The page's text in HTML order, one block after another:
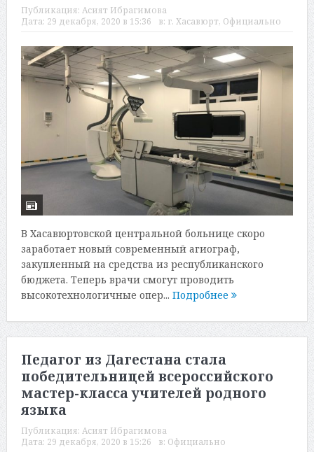
Публикация: Асият Ибрагимова
Дата: 29 декабря, 2020 в 15:36 в: г. Хасавюрт, Официально
В Хасавюртовской центральной больнице скоро
заработает новый современный агиограф,
закупленный на средства из республиканского
бюджета. Теперь врачи смогут проводить
высокотехнологичные опер... Подробнее
Педагог из Дагестана стала
победительницей всероссийского
мастер-класса учителей родного
языка
Публикация: Асият Ибрагимова
Дата: 29 декабря, 2020 в 15:26 в: Официально